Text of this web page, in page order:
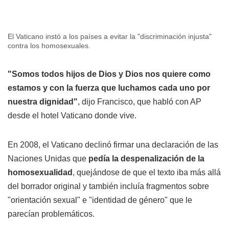
El Vaticano instó a los países a evitar la "discriminación injusta"
contra los homosexuales.
"Somos todos hijos de Dios y Dios nos quiere como
estamos y con la fuerza que luchamos cada uno por
nuestra dignidad", dijo Francisco, que habló con AP
desde el hotel Vaticano donde vive.
En 2008, el Vaticano declinó firmar una declaración de las
Naciones Unidas que pedía la despenalización de la
homosexualidad , quejándose de que el texto iba más allá
del borrador original y también incluía fragmentos sobre
"orientación sexual" e "identidad de género" que le
parecían problemáticos.